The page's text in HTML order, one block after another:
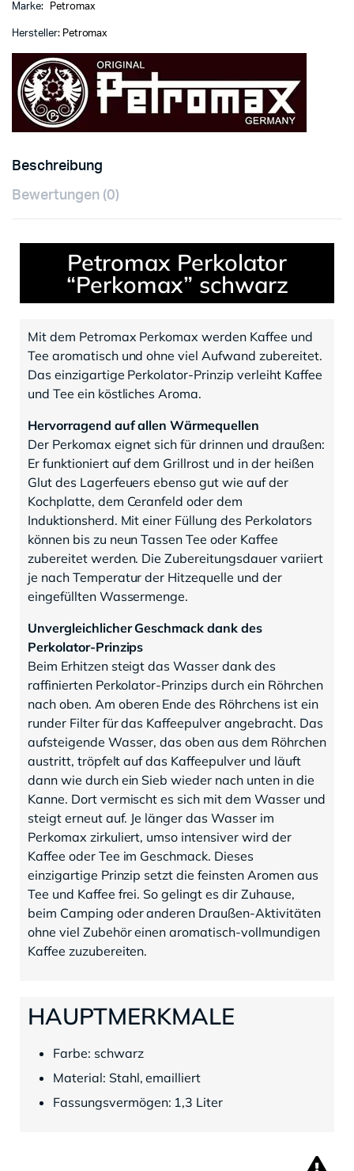
Marke:
Petromax
Hersteller: Petromax
Beschreibung
Bewertungen (0)
Petromax Perkolator
“Perkomax” schwarz
Mit dem Petromax Perkomax werden Kaffee und
Tee aromatisch und ohne viel Aufwand zubereitet.
Das einzigartige Perkolator-Prinzip verleiht Kaffee
und Tee ein köstliches Aroma.
Hervorragend auf allen Wärmequellen
Der Perkomax eignet sich für drinnen und draußen:
Er funktioniert auf dem Grillrost und in der heißen
Glut des Lagerfeuers ebenso gut wie auf der
Kochplatte, dem Ceranfeld oder dem
Induktionsherd. Mit einer Füllung des Perkolators
können bis zu neun Tassen Tee oder Kaffee
zubereitet werden. Die Zubereitungsdauer variiert
je nach Temperatur der Hitzequelle und der
eingefüllten Wassermenge.
Unvergleichlicher Geschmack dank des
Perkolator-Prinzips
Beim Erhitzen steigt das Wasser dank des
raffinierten Perkolator-Prinzips durch ein Röhrchen
nach oben. Am oberen Ende des Röhrchens ist ein
runder Filter für das Kaffeepulver angebracht. Das
aufsteigende Wasser, das oben aus dem Röhrchen
austritt, tröpfelt auf das Kaffeepulver und läuft
dann wie durch ein Sieb wieder nach unten in die
Kanne. Dort vermischt es sich mit dem Wasser und
steigt erneut auf. Je länger das Wasser im
Perkomax zirkuliert, umso intensiver wird der
Kaffee oder Tee im Geschmack. Dieses
einzigartige Prinzip setzt die feinsten Aromen aus
Tee und Kaffee frei. So gelingt es dir Zuhause,
beim Camping oder anderen Draußen-Aktivitäten
ohne viel Zubehör einen aromatisch-vollmundigen
Kaffee zuzubereiten.
HAUPTMERKMALE
Farbe: schwarz
Material: Stahl, emailliert
Fassungsvermögen: 1,3 Liter